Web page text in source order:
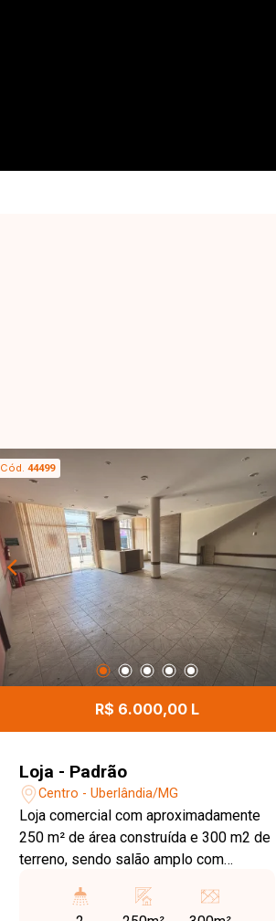
Cód. 44499
R$ 6.000,00 L
Loja - Padrão
Centro - Uberlândia/MG
Loja comercial com aproximadamente
250 m² de área construída e 300 m2 de
terreno, sendo salão amplo com
mesa para buffet, banheiros para